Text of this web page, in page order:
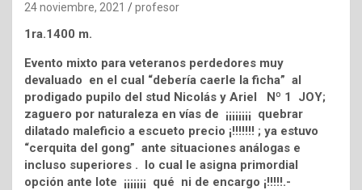
24 noviembre, 2021 profesor
1ra.1400 m.
Evento mixto para veteranos perdedores muy
devaluado en el cual “debería caerle la ficha” al
prodigado pupilo del stud Nicolás y Ariel Nº 1 JOY;
zaguero por naturaleza en vías de ¡¡¡¡¡¡¡¡ quebrar
dilatado maleficio a escueto precio ¡!!!!!!! ; ya estuvo
“cerquita del gong” ante situaciones análogas e
incluso superiores . lo cual le asigna primordial
opción ante lote ¡¡¡¡¡¡¡ qué ni de encargo ¡!!!!!.-